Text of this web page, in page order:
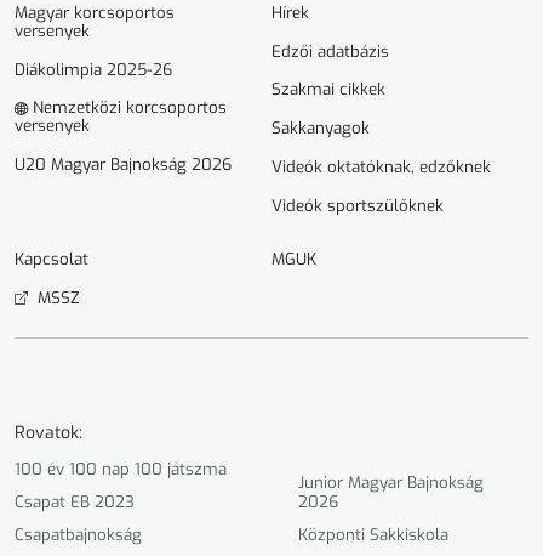
Magyar korcsoportos
versenyek
Diákolimpia 2025-26
Nemzetközi korcsoportos
versenyek
U20 Magyar Bajnokság 2026
Hírek
Edzői adatbázis
Szakmai cikkek
Sakkanyagok
Videók oktatóknak, edzőknek
Videók sportszülőknek
Kapcsolat
MGUK
MSSZ
Rovatok:
100 év 100 nap 100 játszma
Csapat EB 2023
Csapatbajnokság
Junior Magyar Bajnokság
2026
Központi Sakkiskola